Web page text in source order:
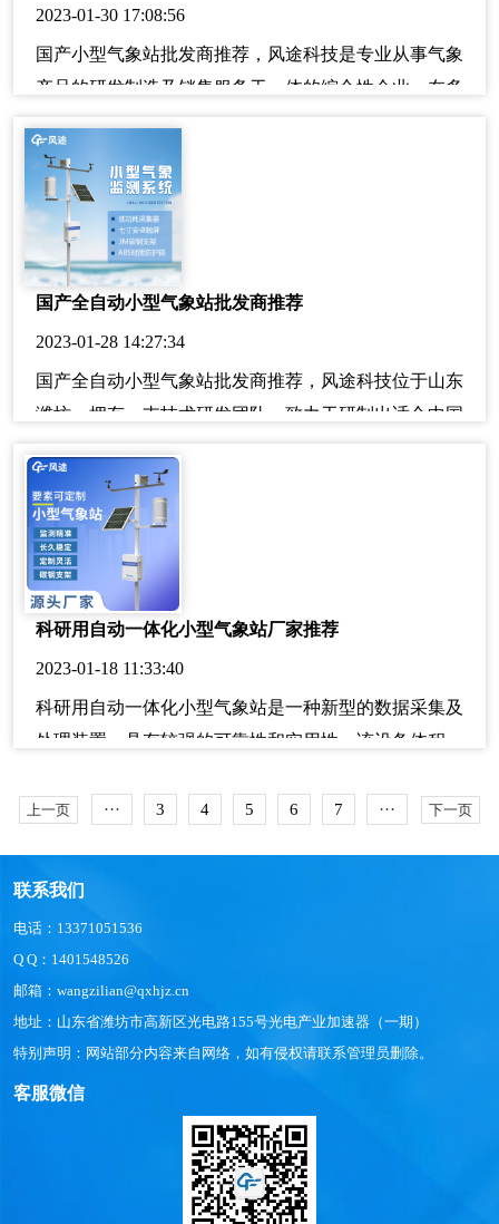
2023-01-30 17:08:56
国产小型气象站批发商推荐，风途科技是专业从事气象
产品的研发制造及销售服务于一体的综合性企业。在多
技术优势，并通过自身不懈努力获得广大用户的认可！
国产全自动小型气象站批发商推荐
2023-01-28 14:27:34
国产全自动小型气象站批发商推荐，风途科技位于山东
潍坊，拥有一支技术研发团队，致力于研制出适合中国
合作，共同发展！欢迎来电咨询订购！
科研用自动一体化小型气象站厂家推荐
2023-01-18 11:33:40
科研用自动一体化小型气象站是一种新型的数据采集及
处理装置，具有较强的可靠性和实用性。该设备体积
上一页 ··· 3 4 5 6 7 ··· 下一页
联系我们
电话：13371051536
Q Q：1401548526
邮箱：wangzilian@qxhjz.cn
地址：山东省潍坊市高新区光电路155号光电产业加速器（一期）
特别声明：网站部分内容来自网络，如有侵权请联系管理员删除。
客服微信